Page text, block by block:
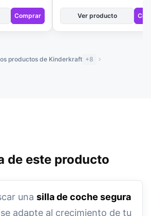
Comprar Ver producto
productos de Kinderkraft +8
de este producto
una silla de coche segura
adapte al crecimiento de tu